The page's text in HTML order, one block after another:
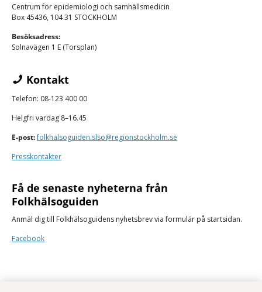
Centrum för epidemiologi och samhällsmedicin
Box 45436, 104 31 STOCKHOLM
Besöksadress:
Solnavägen 1 E (Torsplan)
Kontakt
Telefon: 08-123 400 00
Helgfri vardag 8–16.45
E-post:folkhalsoguiden.slso@regionstockholm.se
Presskontakter
Få de senaste nyheterna från
Folkhälsoguiden
Anmäl dig till Folkhälsoguidens nyhetsbrev via formulär på startsidan.
Facebook